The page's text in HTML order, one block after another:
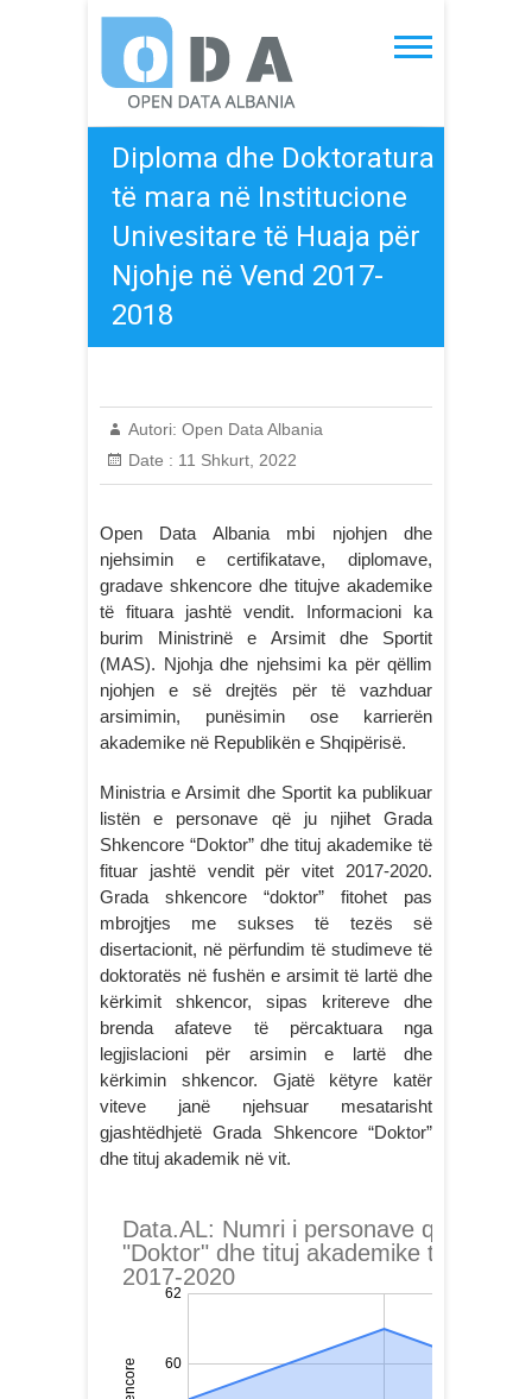
content
Open Data Albania
Diploma dhe Doktoratura
të mara në Institucione
Univesitare të Huaja për
Njohje në Vend 2017-
2018
Autori: Open Data Albania
Date : 11 Shkurt, 2022
Open Data Albania mbi njohjen dhe
njehsimin e certifikatave, diplomave,
gradave shkencore dhe titujve akademike
të fituara jashtë vendit. Informacioni ka
burim Ministrinë e Arsimit dhe Sportit
(MAS). Njohja dhe njehsimi ka për qëllim
njohjen e së drejtës për të vazhduar
arsimimin, punësimin ose karrierën
akademike në Republikën e Shqipërisë.
Ministria e Arsimit dhe Sportit ka publikuar
listën e personave që ju njihet Grada
Shkencore “Doktor” dhe tituj akademike të
fituar jashtë vendit për vitet 2017-2020.
Grada shkencore “doktor” fitohet pas
mbrojtjes me sukses të tezës së
disertacionit, në përfundim të studimeve të
doktoratës në fushën e arsimit të lartë dhe
kërkimit shkencor, sipas kritereve dhe
brenda afateve të përcaktuara nga
legjislacioni për arsimin e lartë dhe
kërkimin shkencor. Gjatë këtyre katër
viteve janë njehsuar mesatarisht
gjashtëdhjetë Grada Shkencore “Doktor”
dhe tituj akademik në vit.